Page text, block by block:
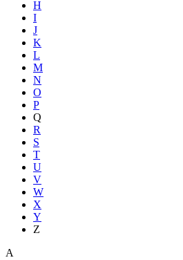
H
I
J
K
L
M
N
O
P
Q
R
S
T
U
V
W
X
Y
Z
A